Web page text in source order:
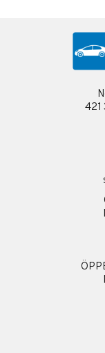
421